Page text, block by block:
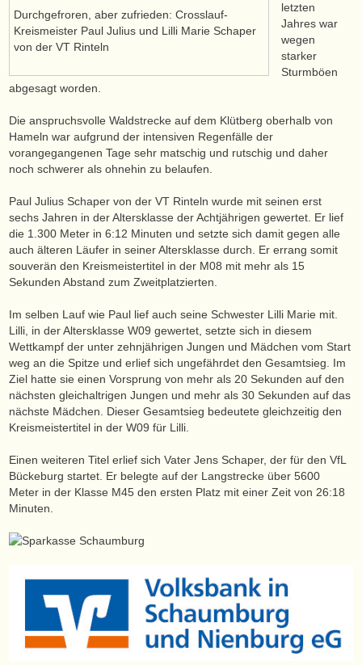
Durchgefroren, aber zufrieden: Crosslauf-
Kreismeister Paul Julius und Lilli Marie Schaper
von der VT Rinteln
letzten
Jahres war
wegen
starker
Sturmböen
abgesagt worden.
Die anspruchsvolle Waldstrecke auf dem Klütberg oberhalb von
Hameln war aufgrund der intensiven Regenfälle der
vorangegangenen Tage sehr matschig und rutschig und daher
noch schwerer als ohnehin zu belaufen.
Paul Julius Schaper von der VT Rinteln wurde mit seinen erst
sechs Jahren in der Altersklasse der Achtjährigen gewertet. Er lief
die 1.300 Meter in 6:12 Minuten und setzte sich damit gegen alle
auch älteren Läufer in seiner Altersklasse durch. Er errang somit
souverän den Kreismeistertitel in der M08 mit mehr als 15
Sekunden Abstand zum Zweitplatzierten.
Im selben Lauf wie Paul lief auch seine Schwester Lilli Marie mit.
Lilli, in der Altersklasse W09 gewertet, setzte sich in diesem
Wettkampf der unter zehnjährigen Jungen und Mädchen vom Start
weg an die Spitze und erlief sich ungefährdet den Gesamtsieg. Im
Ziel hatte sie einen Vorsprung von mehr als 20 Sekunden auf den
nächsten gleichaltrigen Jungen und mehr als 30 Sekunden auf das
nächste Mädchen. Dieser Gesamtsieg bedeutete gleichzeitig den
Kreismeistertitel in der W09 für Lilli.
Einen weiteren Titel erlief sich Vater Jens Schaper, der für den VfL
Bückeburg startet. Er belegte auf der Langstrecke über 5600
Meter in der Klasse M45 den ersten Platz mit einer Zeit von 26:18
Minuten.